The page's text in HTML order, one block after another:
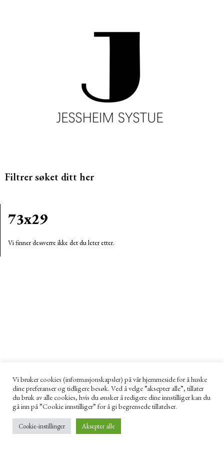
Filtrer søket ditt her
73x29
Vi finner dessverre ikke det du leter etter.
Vi bruker cookies (informasjonskapsler) på vår hjemmeside for å huske
dine preferanser og tidligere besøk. Ved å velge ”aksepter alle”, tillater
du bruk av alle cookies, hvis du ønsker å redigere dine innstilliger kan du
gå inn på ”Cookie innstilliger” for å gi begrensede tillatelser.
Cookie-instillinger Aksepter alle